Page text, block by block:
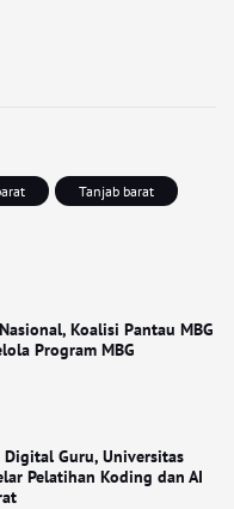
Tanjab barat
Koalisi Pantau MBG
Program MBG
Guru, Universitas
Pelatihan Koding dan AI